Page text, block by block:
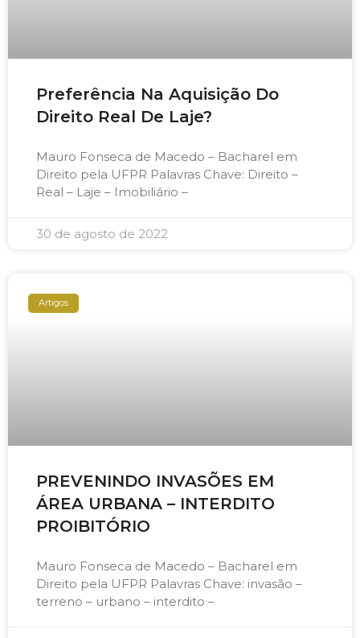
Preferência Na Aquisição Do
Direito Real De Laje?
Mauro Fonseca de Macedo – Bacharel em
Direito pela UFPR Palavras Chave: Direito –
Real – Laje – Imobiliário –
30 de agosto de 2022
Artigos
PREVENINDO INVASÕES EM
ÁREA URBANA – INTERDITO
PROIBITÓRIO
Mauro Fonseca de Macedo – Bacharel em
Direito pela UFPR Palavras Chave: invasão –
terreno – urbano – interdito –